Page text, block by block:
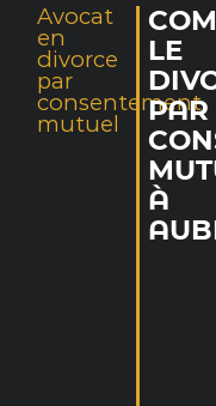
Avocat
en
divorce
par
consentement
mutuel
LE
PAR
À